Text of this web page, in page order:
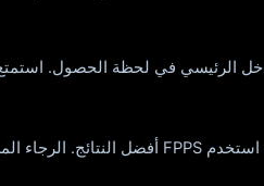
الرئيسي في لحظة الحصول. استمتع